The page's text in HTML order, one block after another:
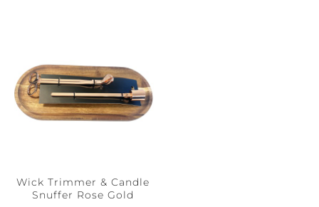
Wick Trimmer & Candle
Snuffer Rose Gold